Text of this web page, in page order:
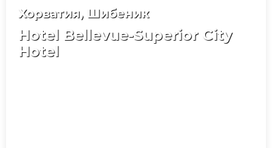
Хорватия, Шибеник
Hotel Bellevue-Superior City
Hotel